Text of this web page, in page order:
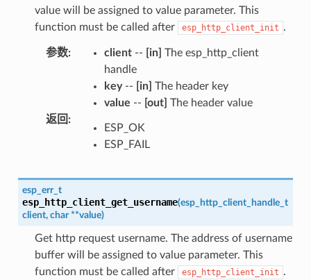
value will be assigned to value parameter. This
function must be called after
esp_http_client_init .
参数: client-- [in] The esp_http_client
handle
key-- [in] The header key
value -- [out] The header value
返回 :
ESP_OK
ESP_FAIL
esp_err_t
esp_http_client_get_username(esp_http_client_handle_t
client, char **value)
Get http request username. The address of username
buffer will be assigned to value parameter. This
function must be called after
esp_http_client_init .